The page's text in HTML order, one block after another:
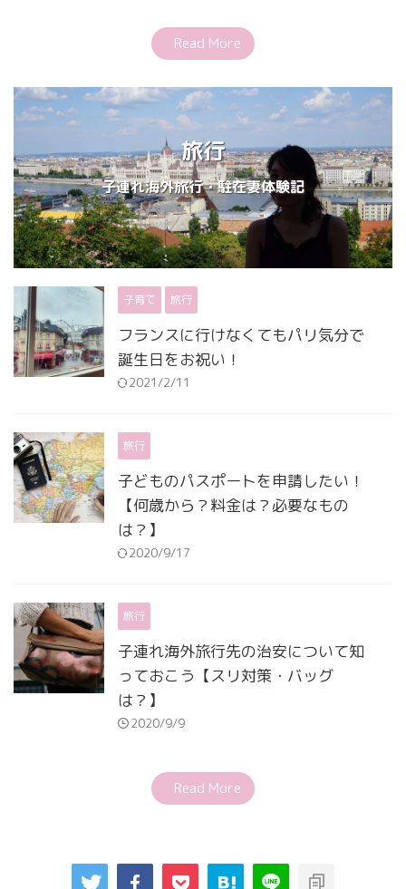
Read More
旅行
子連れ海外旅行・駐在妻体験記
子育て 旅行
フランスに行けなくてもパリ気分で
誕生日をお祝い！
2021/2/11
旅行
子どものパスポートを申請したい！
【何歳から？料金は？必要なもの
は？】
2020/9/17
旅行
子連れ海外旅行先の治安について知
っておこう【スリ対策・バッグ
は？】
2020/9/9
Read More